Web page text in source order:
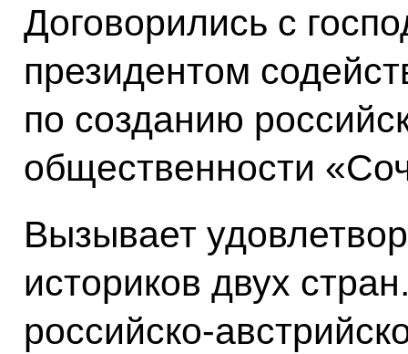
Договорились с
президентом
по созданию
общественности
Вызывает
историков двух
российско-